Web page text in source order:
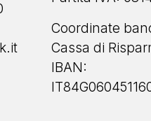
Coordinate
Cassa di
IBAN: